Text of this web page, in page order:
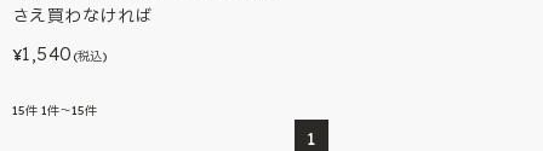
さえ買わなければ
¥1,540 (税込)
15件 1件～15件
1